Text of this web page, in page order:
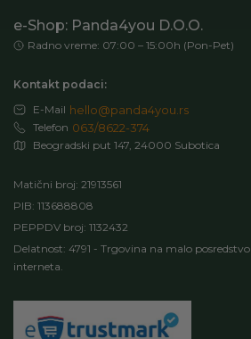
e-Shop: Panda4you D.O.O.
Radno vreme: 07:00 – 15:00h (Pon-Pet)
Kontakt podaci:
E-Mail hello@panda4you.rs
Telefon 063/8622-374
Beogradski put 147, 24000 Subotica
Matični broj: 21913561
PIB: 113688808
PEPPDV broj: 1132432
Delatnost: 4791 - Trgovina na malo
interneta.